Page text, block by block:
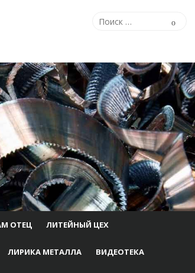
Поиск
ОТЕЦ ЛИТЕЙНЫЙ ЦЕХ
ЛИРИКА МЕТАЛЛА ВИДЕОТЕКА